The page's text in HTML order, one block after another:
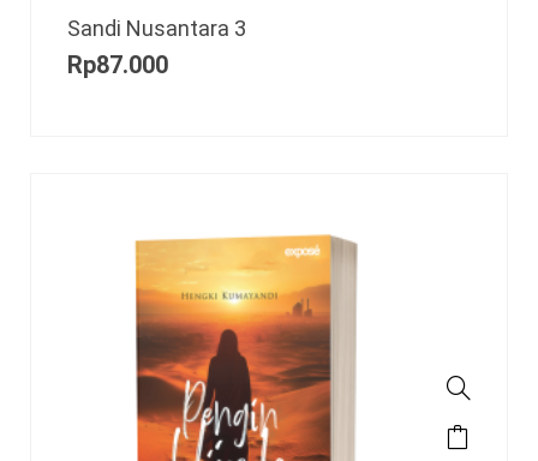
Sandi Nusantara 3
Rp87.000